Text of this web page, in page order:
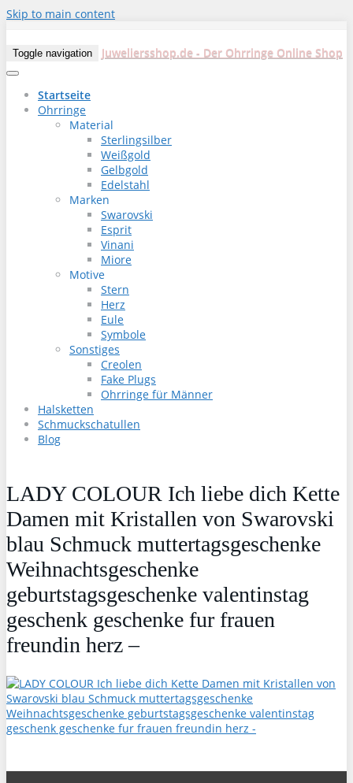
Skip to main content
Toggle navigation Juweliersshop.de - Der Ohrringe Online Shop
Startseite
Ohrringe
Material
Sterlingsilber
Weißgold
Gelbgold
Edelstahl
Marken
Swarovski
Esprit
Vinani
Miore
Motive
Stern
Herz
Eule
Symbole
Sonstiges
Creolen
Fake Plugs
Ohrringe für Männer
Halsketten
Schmuckschatullen
Blog
LADY COLOUR Ich liebe dich Kette
Damen mit Kristallen von Swarovski
blau Schmuck muttertagsgeschenke
Weihnachtsgeschenke
geburtstagsgeschenke valentinstag
geschenk geschenke fur frauen
freundin herz –